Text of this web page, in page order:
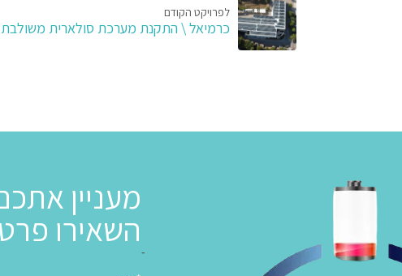
לפרויקט הקודם
כרמיאל \ התקנת מערכת סולארית
מעניין
השאירו